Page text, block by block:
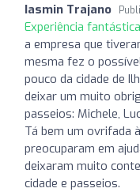
Iasmin Trajano
Experiência
a empresa que
mesma fez o
pouco da cidade de
deixar um muito
passeios: Michele,
Tá bem um ovrifada
preocuparam em
deixaram muito
cidade e passeios.